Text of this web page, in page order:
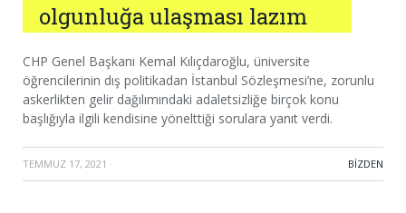
olgunluğa ulaşması lazım
CHP Genel Başkanı Kemal Kılıçdaroğlu, üniversite
öğrencilerinin dış politikadan İstanbul Sözleşmesi’ne, zorunlu
askerlikten gelir dağılımındaki adaletsizliğe birçok konu
başlığıyla ilgili kendisine yönelttiği sorulara yanıt verdi.
TEMMUZ 17, 2021 · BIZDEN